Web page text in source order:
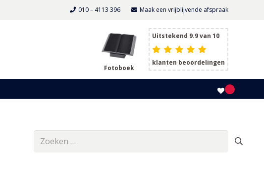
010 – 4113 396 Maak een vrijblijvende afspraak
Fotoboek
Uitstekend 9.9 van 10
klanten beoordelingen
Zoeken
naar: